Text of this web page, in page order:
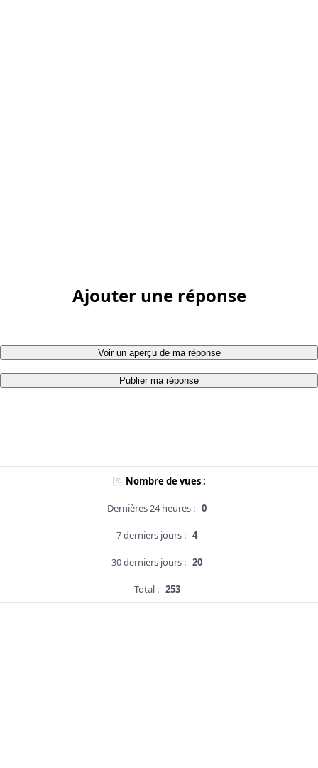
Ajouter une réponse
Voir un aperçu de ma réponse
Publier ma réponse
Nombre de vues :
Dernières 24 heures : 0
7 derniers jours : 4
30 derniers jours : 20
Total : 253